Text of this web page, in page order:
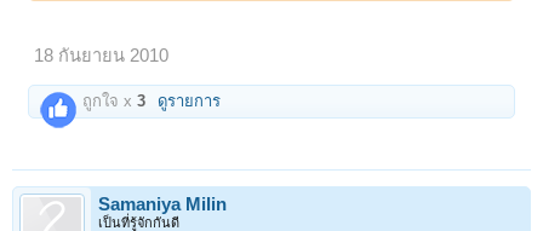
18 กันยายน 2010
ถูกใจ x3 ดูรายการ
Samaniya Milin
เป็นที่รู้จักกันดี